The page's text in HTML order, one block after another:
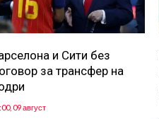
и Сити без
за трансфер на
09 август